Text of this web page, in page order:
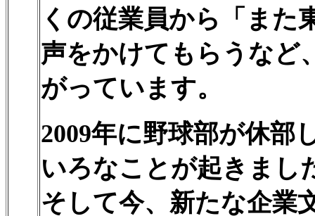
くの従業員から「また
声をかけてもらうなど
がっています。
2009年に野球部が休部
いろなことが起きまし
そして今、新たな企業